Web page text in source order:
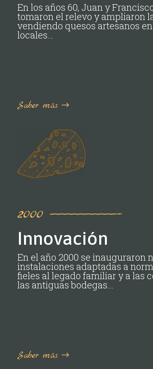
En los años 60, Juan y
tomaron el relevo y ampliaron
vendiendo quesos artesanos
locales…
Saber más
2000 ——————————–
Innovación
En el año 2000 se inauguraron
instalaciones adaptadas a
fieles al legado familiar y a las
las antiguas bodegas…
Saber más